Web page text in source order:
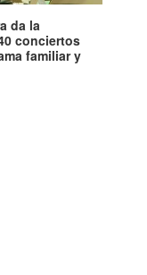
da la
conciertos
familiar y